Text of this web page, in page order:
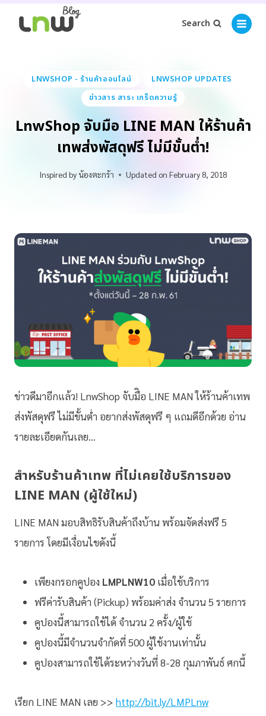
Search
LNWSHOP - ร้านค้าออนไลน์
LNWSHOP UPDATES
ข่าวสาร สาระ เกร็ดความรู้
LnwShop จับมือ LINE MAN ให้ร้านค้า
เทพส่งพัสดุฟรี ไม่มีขั้นต่ำ!
Inspired by น้องตะกร้า Updated on February 8, 2018
ข่าวดีมาอีกแล้ว! LnwShop จับมืิอ LINE MAN ให้ร้านค้าเทพ
ส่งพัสดุฟรี ไม่มีขั้นต่ำ อยากส่งพัสดุฟรี ๆ แถมดีอีกด้วย อ่าน
รายละเอียดกันเลย…
สำหรับร้านค้าเทพ ที่ไม่เคยใช้บริการของ
LINE MAN (ผู้ใช้ใหม่)
LINE MAN มอบสิทธิรับสินค้าถึงบ้าน พร้อมจัดส่งฟรี 5
รายการ โดยมีเงื่อนไขดังนี้
เพียงกรอกคูปอง LMPLNW10 เมื่อใช้บริการ
ฟรีค่ารับสินค้า (Pickup) พร้อมค่าส่ง จำนวน 5 รายการ
คูปองนี้สามารถใช้ได้ จำนวน 2 ครั้ง/ผู้ใช้
คูปองนี้มีจำนวนจำกัดที่ 500 ผู้ใช้งานเท่านั้น
คูปองสามารถใช้ได้ระหว่างวันที่ 8-28 กุมภาพันธ์ ศกนี้
เรียก LINE MAN เลย >> http://bit.ly/LMPLnw